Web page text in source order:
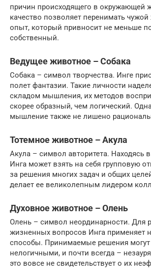
причин происходящего в окружающей
качество позволяет перенимать
опыт, который привносит не меньше
собственный.
Ведущее животное – Собака
Собака – символ творчества. Инге
полет фантазии. Такие личности
складом мышления, их методов
скорее образный, чем логический.
мышление также не лишено
Тотемное животное – Акула
Акула – символ авторитета. Находясь
Инга может взять на себя групповую
за решения многих задач и общих
делает ее великолепным лидером
Духовное животное – Олень
Олень – символ неординарности. Для
жизненных вопросов Инга применяет
способы. Принимаемые решения могут
нелогичными, и почти всегда –
это вовсе не свидетельствует о их